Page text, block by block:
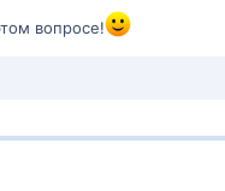
вопросе!